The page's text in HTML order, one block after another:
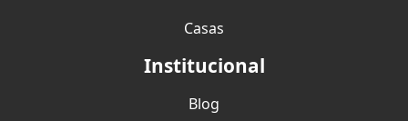
Casas
Institucional
Blog